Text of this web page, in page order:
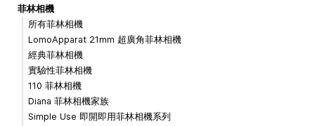
菲林相機
所有菲林相機
LomoApparat 21mm 超廣角菲林相機
經典菲林相機
實驗性菲林相機
110 菲林相機
Diana 菲林相機家族
Simple Use 即開即用菲林相機系列